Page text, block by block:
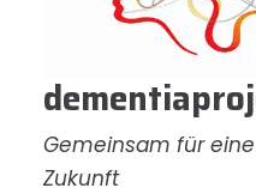
Gemeinsam für
Zukunft